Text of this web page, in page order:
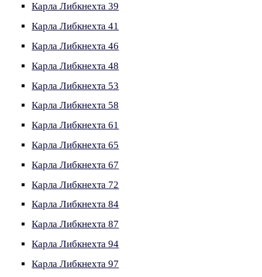
Карла Либкнехта 39
Карла Либкнехта 41
Карла Либкнехта 46
Карла Либкнехта 48
Карла Либкнехта 53
Карла Либкнехта 58
Карла Либкнехта 61
Карла Либкнехта 65
Карла Либкнехта 67
Карла Либкнехта 72
Карла Либкнехта 84
Карла Либкнехта 87
Карла Либкнехта 94
Карла Либкнехта 97